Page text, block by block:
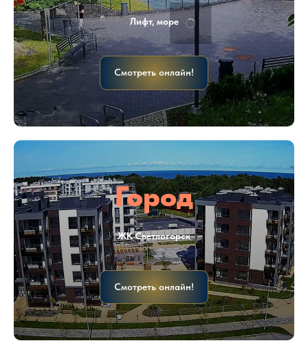
Лифт, море
Смотреть онлайн!
Город
ЖК Светлогорск
Смотреть онлайн!